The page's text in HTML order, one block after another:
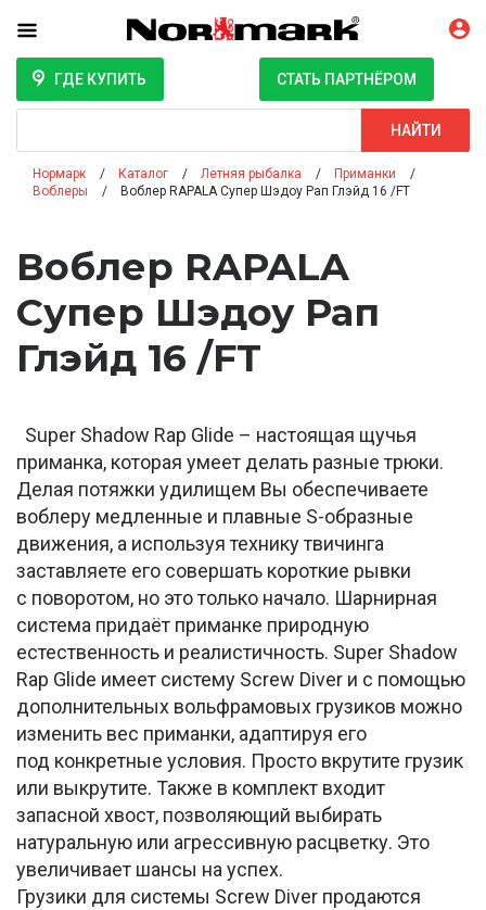
ГДЕ КУПИТЬ СТАТЬ ПАРТНЁРОМ
НАЙТИ
Нормарк Каталог Летняя рыбалка
Приманки
Воблеры
Воблер RAPALA Супер Шэдоу Рап Глэйд 16 /FT
Воблер RAPALA
Супер Шэдоу Рап
Глэйд 16 /FT
Super Shadow Rap Glide – настоящая щучья
приманка, которая умеет делать разные трюки.
Делая потяжки удилищем Вы обеспечиваете
воблеру медленные и плавные S-образные
движения, а используя технику твичинга
заставляете его совершать короткие рывки
с поворотом, но это только начало. Шарнирная
система придаёт приманке природную
естественность и реалистичность. Super Shadow
Rap Glide имеет систему Screw Diver и с помощью
дополнительных вольфрамовых грузиков можно
изменить вес приманки, адаптируя его
под конкретные условия. Просто вкрутите грузик
или выкрутите. Также в комплект входит
запасной хвост, позволяющий выбирать
натуральную или агрессивную расцветку. Это
увеличивает шансы на успех.
Грузики для системы Screw Diver продаются